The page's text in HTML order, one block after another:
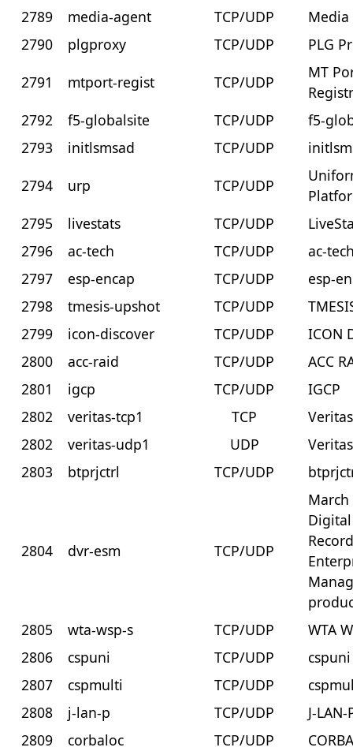
2789
media-agent TCP/UDP
2790
plgproxy TCP/UDP
PLG
2791
mtport-regist TCP/UDP
MT
2792
f5-globalsite TCP/UDP
f5-
2793
initlsmsad TCP/UDP
2794
urp TCP/UDP
2795
livestats TCP/UDP
2796
ac-tech TCP/UDP
ac-
2797
esp-encap TCP/UDP
esp-
2798
tmesis-upshot TCP/UDP
2799
icon-discover TCP/UDP
ICON
2800
acc-raid TCP/UDP
ACC
2801
igcp TCP/UDP
IGCP
2802
veritas-tcp1 TCP
2802
veritas-udp1 UDP
2803
btprjctrl TCP/UDP
2804 dvr-esm TCP/UDP
2805
wta-wsp-s TCP/UDP
WTA
2806
cspuni TCP/UDP
cspuni
2807
cspmulti TCP/UDP
2808
j-lan-p TCP/UDP
J-LAN-
2809
corbaloc TCP/UDP